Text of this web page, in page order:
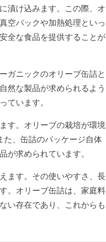
漬け込みます。この際、オ
空パックや加熱処理といっ
全な食品を提供することが
ガニックのオリーブ缶詰と
然な製品が求められるよう
ています。
す。オリーブの栽培が環境
、缶詰のパッケージ自体
求められています。
ます。その使いやすさ、長
。オリーブ缶詰は、家庭料
い存在であり、これからも